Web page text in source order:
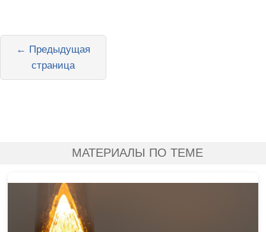
← Предыдущая
страница
МАТЕРИАЛЫ ПО ТЕМЕ